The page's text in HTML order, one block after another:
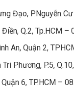
Đạo, P.Nguyễn
Q.2, Tp.HCM –
An, Quận 2,
Phương, P.5,
6, TP.HCM –